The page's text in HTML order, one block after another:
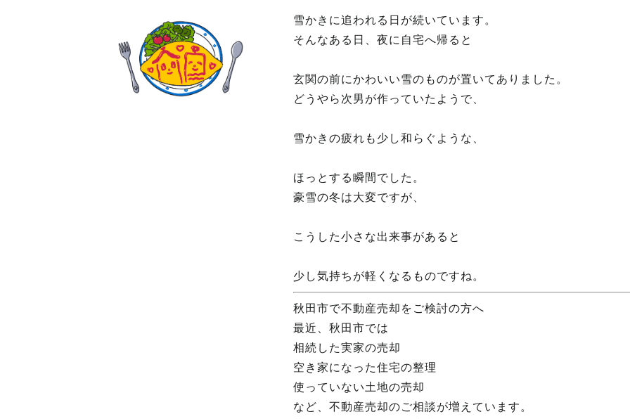
雪かきに追われる日が続いています。
そんなある日、夜に自宅へ帰ると
玄関の前にかわいい雪のものが置いてありました。
どうやら次男が作っていたようで、
雪かきの疲れも少し和らぐような、
ほっとする瞬間でした。
豪雪の冬は大変ですが、
こうした小さな出来事があると
少し気持ちが軽くなるものですね。
秋田市で不動産売却をご検討の方へ
最近、秋田市では
相続した実家の売却
空き家になった住宅の整理
使っていない土地の売却
など、不動産売却のご相談が増えています。